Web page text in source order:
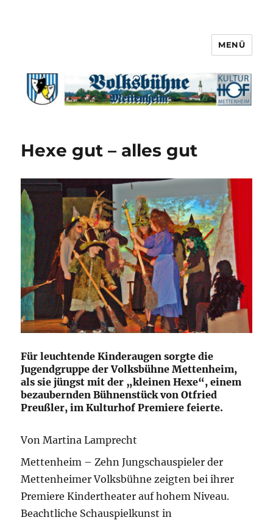
MENÜ
Hexe gut – alles gut
Für leuchtende Kinderaugen sorgte die
Jugendgruppe der Volksbühne Mettenheim,
als sie jüngst mit der „kleinen Hexe“, einem
bezaubernden Bühnenstück von Otfried
Preußler, im Kulturhof Premiere feierte.
Von Martina Lamprecht
Mettenheim – Zehn Jungschauspieler der
Mettenheimer Volksbühne zeigten bei ihrer
Premiere Kindertheater auf hohem Niveau.
Beachtliche Schauspielkunst in